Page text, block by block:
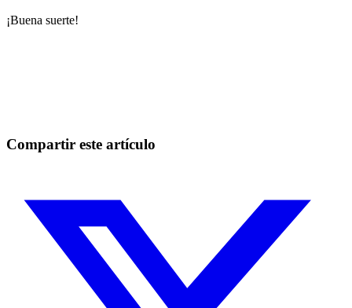
¡Buena suerte!
Compartir este artículo